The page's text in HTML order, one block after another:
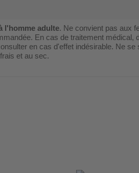
l'homme adulte. Ne convient pas aux
En cas de traitement
en cas d'effet indésirable. Ne
et au sec.